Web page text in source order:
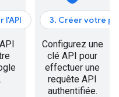
l'API 3. Créer votre
Configurez une
clé API pour
effectuer une
requête API
authentifiée.